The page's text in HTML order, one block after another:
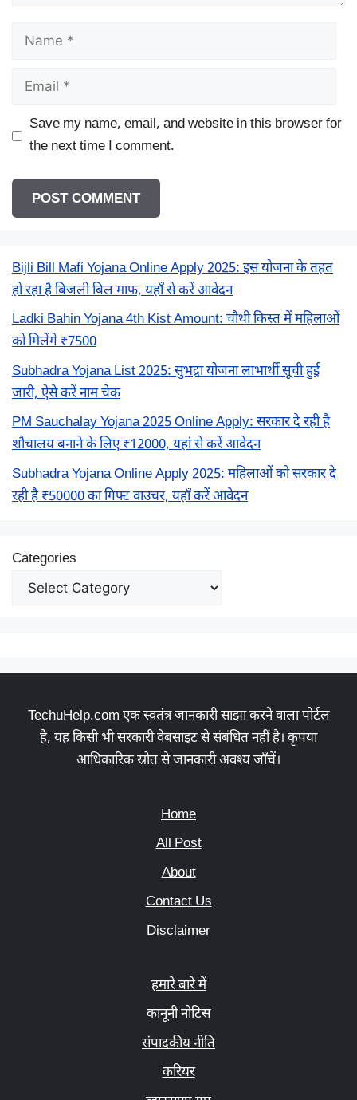
Name
Email
Save my name, email, and website in this browser for
the next time I comment.
Bijli Bill Mafi Yojana Online Apply 2025: इस योजना के तहत
हो रहा है बिजली बिल माफ, यहाँ से करें आवेदन
Ladki Bahin Yojana 4th Kist Amount: चौथी किस्त में महिलाओं
को मिलेंगे ₹7500
Subhadra Yojana List 2025: सुभद्रा योजना लाभार्थी सूची हुई
जारी, ऐसे करें नाम चेक
PM Sauchalay Yojana 2025 Online Apply: सरकार दे रही है
शौचालय बनाने के लिए ₹12000, यहां से करें आवेदन
Subhadra Yojana Online Apply 2025: महिलाओं को सरकार दे
रही है ₹50000 का गिफ्ट वाउचर, यहाँ करें आवेदन
Categories
TechuHelp.com एक स्वतंत्र जानकारी साझा करने वाला पोर्टल
है, यह किसी भी सरकारी वेबसाइट से संबंधित नहीं है। कृपया
आधिकारिक स्रोत से जानकारी अवश्य जाँचें।
Home
All Post
About
Contact Us
Disclaimer
हमारे बारे में
कानूनी नोटिस
संपादकीय नीति
करियर